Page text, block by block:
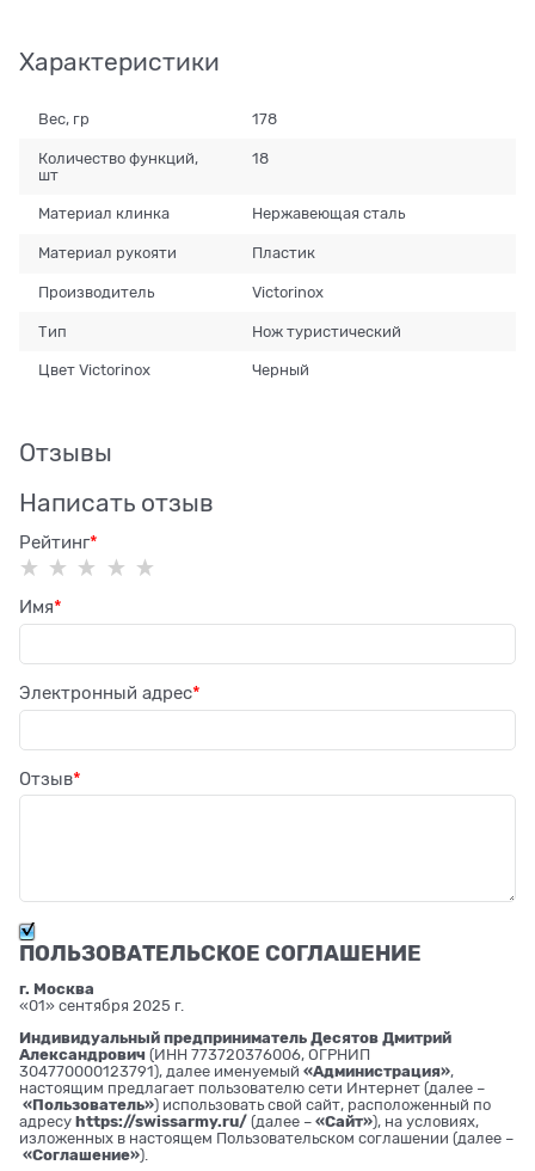
Характеристики
Вес, гр 178
Количество функций,
шт
18
Материал клинка Нержавеющая сталь
Материал рукояти Пластик
Производитель Victorinox
Тип Нож туристический
Цвет Victorinox Черный
Отзывы
Написать отзыв
Рейтинг
Имя
Электронный адрес
Отзыв
ПОЛЬЗОВАТЕЛЬСКОЕ СОГЛАШЕНИЕ
г. Москва
«01» сентября 2025 г.
Индивидуальный предприниматель Десятов Дмитрий
Александрович (ИНН 773720376006, ОГРНИП
304770000123791), далее именуемый «Администрация»,
настоящим предлагает пользователю сети Интернет (далее –
«Пользователь») использовать свой сайт, расположенный по
адресу https://swissarmy.ru/ (далее – «Сайт»), на условиях,
изложенных в настоящем Пользовательском соглашении (далее –
«Соглашение»).